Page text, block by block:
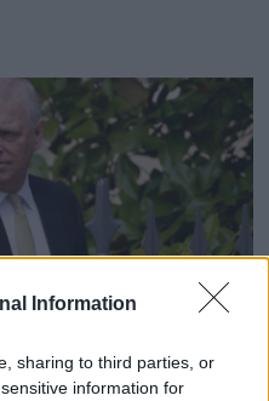
Information
sharing to third parties, or
information for